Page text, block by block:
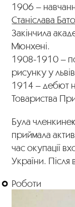
1906 –
Станіслава
Закінчила
Мюнхені.
1908-1910 –
рисунку у
1914 – дебют
Товариства
Була
приймала
час окупації
України. Після
Роботи